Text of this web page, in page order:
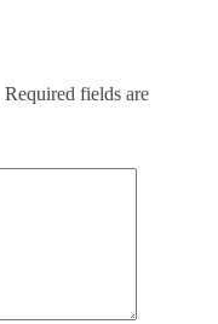
Required fields are